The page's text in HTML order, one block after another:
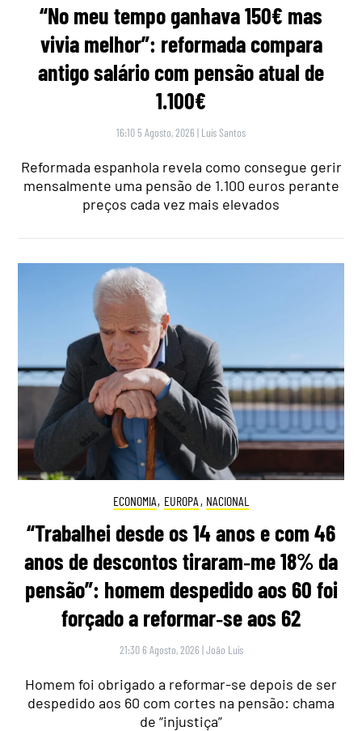
“No meu tempo ganhava 150€ mas
vivia melhor”: reformada compara
antigo salário com pensão atual de
1.100€
16:10 5 Agosto, 2026 | Luís Santos
Reformada espanhola revela como consegue gerir
mensalmente uma pensão de 1.100 euros perante
preços cada vez mais elevados
ECONOMIA, EUROPA , NACIONAL
“Trabalhei desde os 14 anos e com 46
anos de descontos tiraram‑me 18% da
pensão”: homem despedido aos 60 foi
forçado a reformar‑se aos 62
21:30 6 Agosto, 2026 |João Luís
Homem foi obrigado a reformar-se depois de ser
despedido aos 60 com cortes na pensão: chama
de “injustiça”